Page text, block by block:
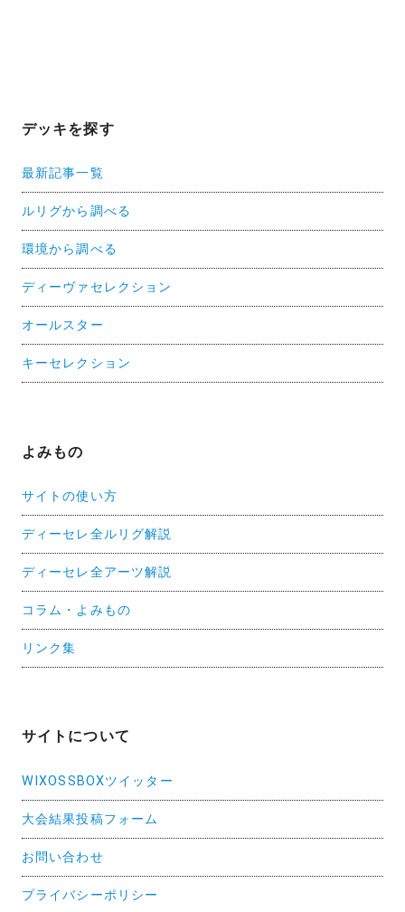
デッキを探す
最新記事一覧
ルリグから調べる
環境から調べる
ディーヴァセレクション
オールスター
キーセレクション
よみもの
サイトの使い方
ディーセレ全ルリグ解説
ディーセレ全アーツ解説
コラム・よみもの
リンク集
サイトについて
WIXOSSBOXツイッター
大会結果投稿フォーム
お問い合わせ
プライバシーポリシー